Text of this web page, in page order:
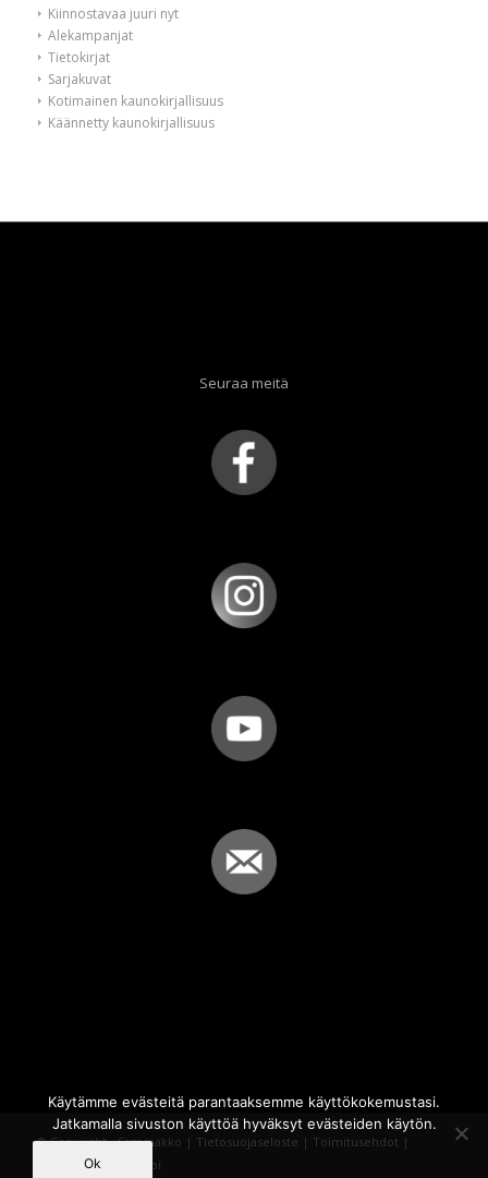
Kiinnostavaa juuri nyt
Alekampanjat
Tietokirjat
Sarjakuvat
Kotimainen kaunokirjallisuus
Käännetty kaunokirjallisuus
Seuraa meitä
© Copyright - Sammakko | Tietosuojaseloste | Toimitusehdot |
Powered by
iQWebbi
Käytämme evästeitä parantaaksemme käyttökokemustasi.
Jatkamalla sivuston käyttöä hyväksyt evästeiden käytön.
Ok